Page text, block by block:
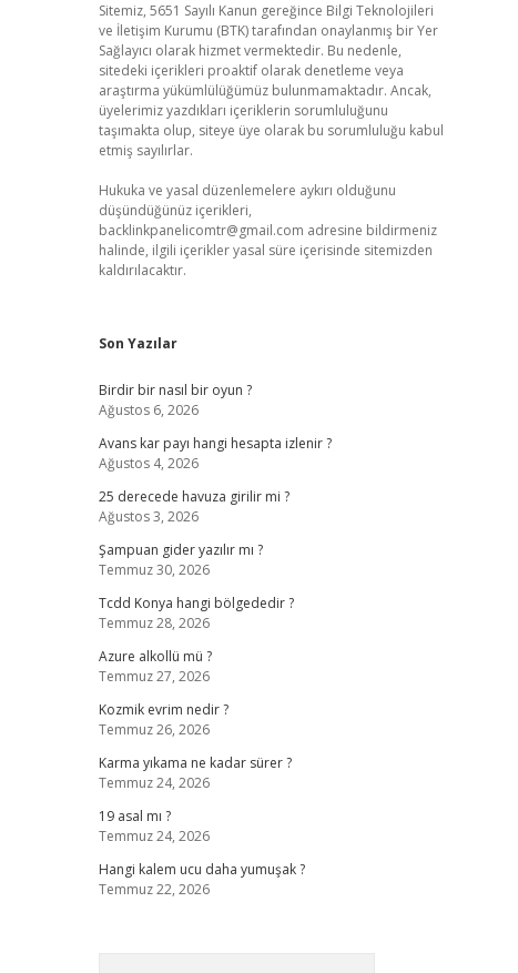
Sitemiz, 5651 Sayılı Kanun gereğince Bilgi Teknolojileri
ve İletişim Kurumu (BTK) tarafından onaylanmış bir Yer
Sağlayıcı olarak hizmet vermektedir. Bu nedenle,
sitedeki içerikleri proaktif olarak denetleme veya
araştırma yükümlülüğümüz bulunmamaktadır. Ancak,
üyelerimiz yazdıkları içeriklerin sorumluluğunu
taşımakta olup, siteye üye olarak bu sorumluluğu kabul
etmiş sayılırlar.
Hukuka ve yasal düzenlemelere aykırı olduğunu
düşündüğünüz içerikleri,
backlinkpanelicomtr@gmail.com adresine bildirmeniz
halinde, ilgili içerikler yasal süre içerisinde sitemizden
kaldırılacaktır.
Son Yazılar
Birdir bir nasıl bir oyun ?
Ağustos 6, 2026
Avans kar payı hangi hesapta izlenir ?
Ağustos 4, 2026
25 derecede havuza girilir mi ?
Ağustos 3, 2026
Şampuan gider yazılır mı ?
Temmuz 30, 2026
Tcdd Konya hangi bölgededir ?
Temmuz 28, 2026
Azure alkollü mü ?
Temmuz 27, 2026
Kozmik evrim nedir ?
Temmuz 26, 2026
Karma yıkama ne kadar sürer ?
Temmuz 24, 2026
19 asal mı ?
Temmuz 24, 2026
Hangi kalem ucu daha yumuşak ?
Temmuz 22, 2026